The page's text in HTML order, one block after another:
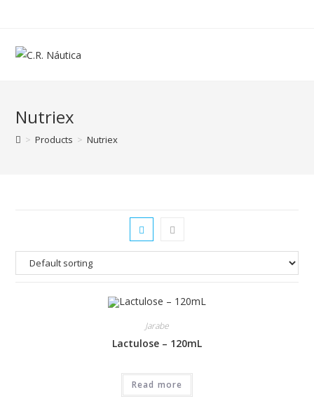
Nutriex
> Products > Nutriex
Jarabe
Lactulose – 120mL
Read more